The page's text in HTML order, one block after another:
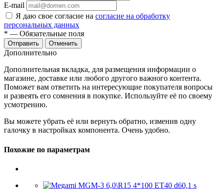
E-mail
Я даю свое согласие на согласие на обработку
персональных данных
* — Обязательные поля
Отменить
Дополнительно
Дополнительная вкладка, для размещения информации о
магазине, доставке или любого другого важного контента.
Поможет вам ответить на интересующие покупателя вопросы
и развеять его сомнения в покупке. Используйте её по своему
усмотрению.
Вы можете убрать её или вернуть обратно, изменив одну
галочку в настройках компонента. Очень удобно.
Похожие по параметрам